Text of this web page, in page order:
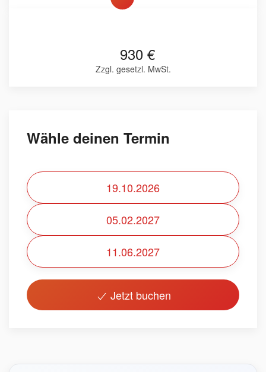
930 €
Zzgl. gesetzl. MwSt.
Wähle deinen Termin
19.10.2026
05.02.2027
11.06.2027
Jetzt buchen